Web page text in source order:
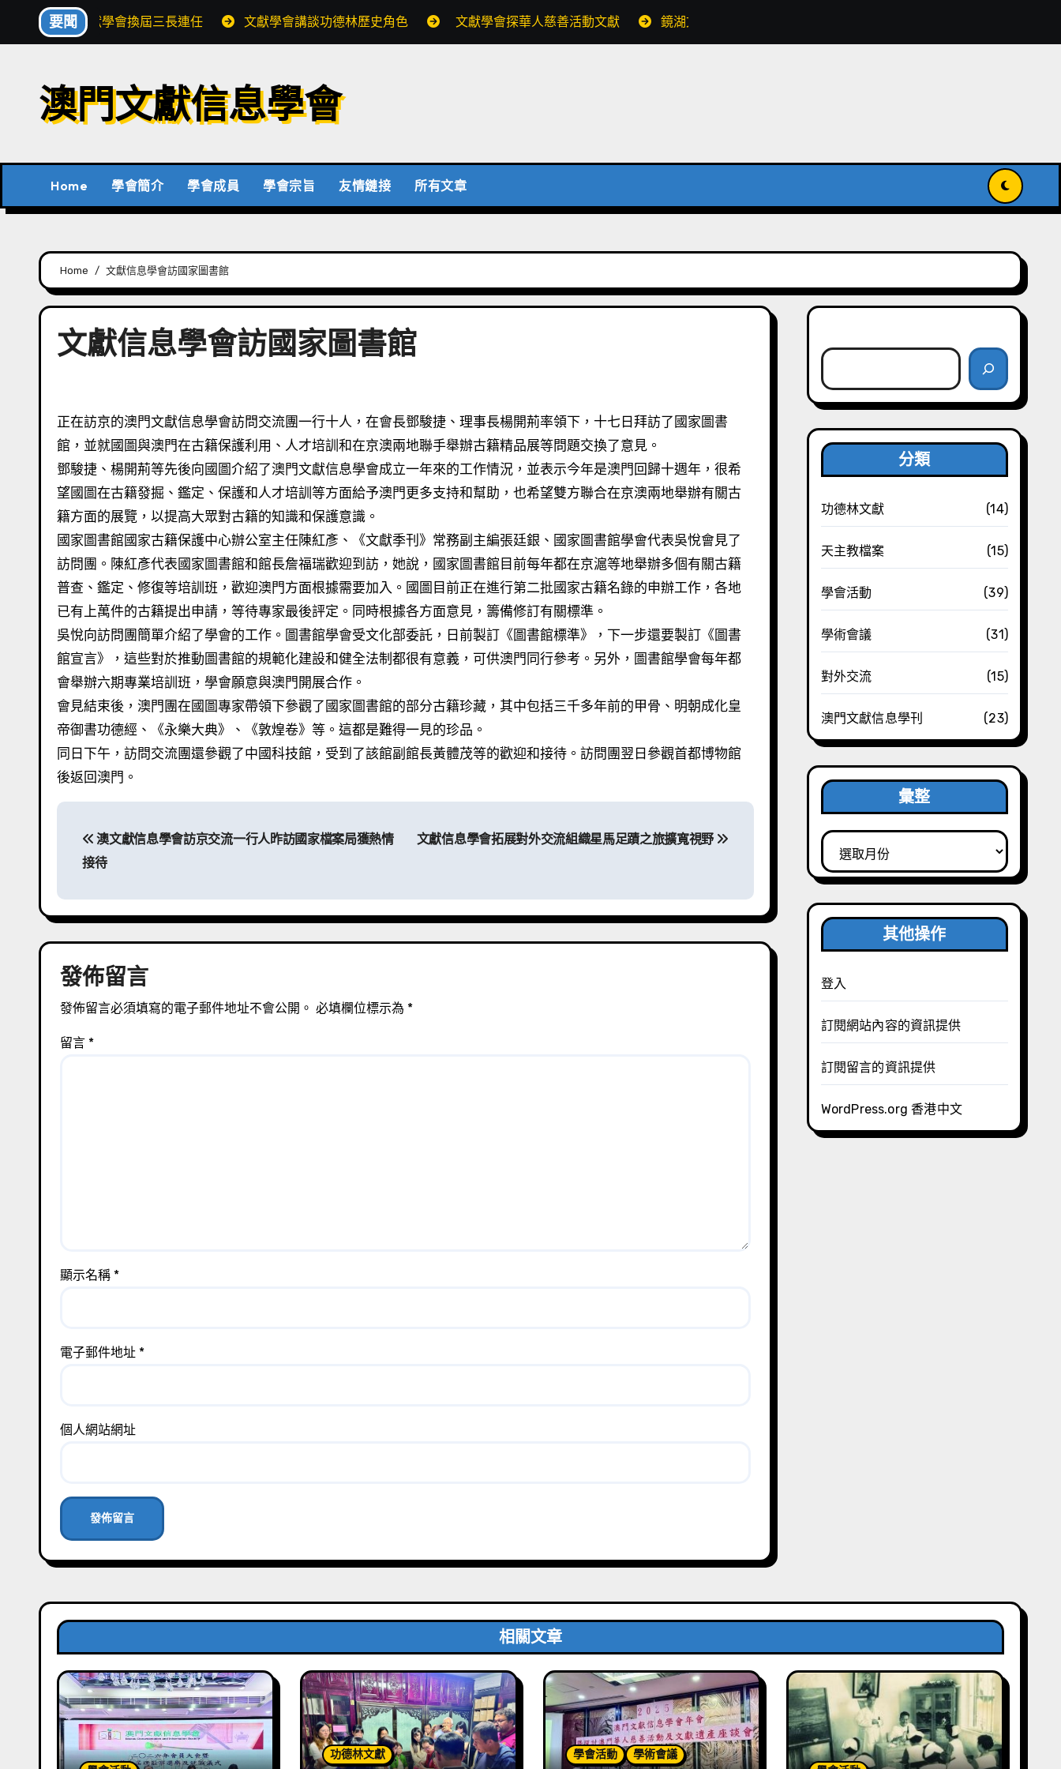
要聞 文獻學會換屆三長連任 文獻學會講談功德林歷史角色 文獻學會探華人慈善活動文獻 鏡湖文獻入國家級記憶名錄
澳門文獻信息學會
Home 學會簡介 學會成員 學會宗旨 友情鏈接 所有文章
Home 文獻信息學會訪國家圖書館
文獻信息學會訪國家圖書館
正在訪京的澳門文獻信息學會訪問交流團一行十人，在會長鄧駿捷、理事長楊開荊率領下，十七日拜訪了國家圖書
館，並就國圖與澳門在古籍保護利用、人才培訓和在京澳兩地聯手舉辦古籍精品展等問題交換了意見。
鄧駿捷、楊開荊等先後向國圖介紹了澳門文獻信息學會成立一年來的工作情況，並表示今年是澳門回歸十週年，很希
望國圖在古籍發掘、鑑定、保護和人才培訓等方面給予澳門更多支持和幫助，也希望雙方聯合在京澳兩地舉辦有關古
籍方面的展覽，以提高大眾對古籍的知識和保護意識。
國家圖書館國家古籍保護中心辦公室主任陳紅彥、《文獻季刊》常務副主編張廷銀、國家圖書館學會代表吳悅會見了
訪問團。陳紅彥代表國家圖書館和館長詹福瑞歡迎到訪，她說，國家圖書館目前每年都在京滬等地舉辦多個有關古籍
普查、鑑定、修復等培訓班，歡迎澳門方面根據需要加入。國圖目前正在進行第二批國家古籍名錄的申辦工作，各地
已有上萬件的古籍提出申請，等待專家最後評定。同時根據各方面意見，籌備修訂有關標準。
吳悅向訪問團簡單介紹了學會的工作。圖書館學會受文化部委託，日前製訂《圖書館標準》，下一步還要製訂《圖書
館宣言》，這些對於推動圖書館的規範化建設和健全法制都很有意義，可供澳門同行參考。另外，圖書館學會每年都
會舉辦六期專業培訓班，學會願意與澳門開展合作。
會見結束後，澳門團在國圖專家帶領下參觀了國家圖書館的部分古籍珍藏，其中包括三千多年前的甲骨、明朝成化皇
帝御書功德經、《永樂大典》、《敦煌卷》等。這都是難得一見的珍品。
同日下午，訪問交流團還參觀了中國科技館，受到了該館副館長黃體茂等的歡迎和接待。訪問團翌日參觀首都博物館
後返回澳門。
文
覽
澳文獻信息學會訪京交流一行人昨訪國家檔案局獲熱情
接待
文獻信息學會拓展對外交流組織星馬足蹟之旅擴寬視野
發佈留言
發佈留言必須填寫的電子郵件地址不會公開。 必填欄位標示為 *
留言 *
顯示名稱 *
電子郵件地址 *
個人網站網址
分類
功德林文獻 (14)
天主教檔案 (15)
學會活動 (39)
學術會議 (31)
對外交流 (15)
澳門文獻信息學刊 (23)
彙整
彙
整
其他操作
登入
訂閱網站內容的資訊提供
訂閱留言的資訊提供
WordPress.org 香港中文
相關文章
功德林文獻 學會活動
學術會議